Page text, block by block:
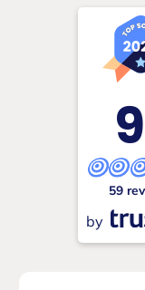
9
59
by